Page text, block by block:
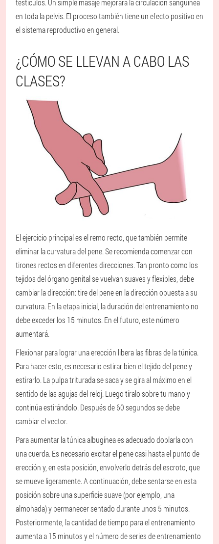
en toda la pelvis. El proceso también tiene un efecto positivo en
el sistema reproductivo en general.
¿CÓMO SE LLEVAN A CABO LAS
CLASES?
El ejercicio principal es el remo recto, que también permite
eliminar la curvatura del pene. Se recomienda comenzar con
tirones rectos en diferentes direcciones. Tan pronto como los
tejidos del órgano genital se vuelvan suaves y flexibles, debe
cambiar la dirección: tire del pene en la dirección opuesta a su
curvatura. En la etapa inicial, la duración del entrenamiento no
debe exceder los 15 minutos. En el futuro, este número
aumentará.
Flexionar para lograr una erección libera las fibras de la túnica.
Para hacer esto, es necesario estirar bien el tejido del pene y
estirarlo. La pulpa triturada se saca y se gira al máximo en el
sentido de las agujas del reloj. Luego tíralo sobre tu mano y
continúa estirándolo. Después de 60 segundos se debe
cambiar el vector.
Para aumentar la túnica albugínea es adecuado doblarla con
una cuerda. Es necesario excitar el pene casi hasta el punto de
erección y, en esta posición, envolverlo detrás del escroto, que
se mueve ligeramente. A continuación, debe sentarse en esta
posición sobre una superficie suave (por ejemplo, una
almohada) y permanecer sentado durante unos 5 minutos.
Posteriormente, la cantidad de tiempo para el entrenamiento
aumenta a 15 minutos y el número de series de entrenamiento